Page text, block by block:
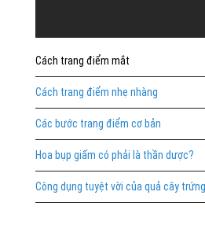
Cách trang điểm mắt
Cách trang điểm nhẹ nhàng
Các bước trang điểm cơ bản
Hoa bụp giấm có phải là thần dược?
Công dụng tuyệt vời của quả cây